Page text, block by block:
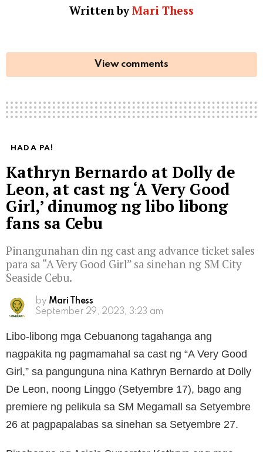
Written byMari Thess
View comments
HADA PA!
Kathryn Bernardo at Dolly de
Leon, at cast ng ‘A Very Good
Girl,’ dinumog ng libo libong
fans sa Cebu
Pinangunahan din ng cast ang advance ticket sales
para sa “A Very Good Girl” sa sinehan ng SM City
Seaside Cebu.
by Mari Thess
September 29, 2023, 3:23 am
Libo-libong mga Cebuanong tagahanga ang
nagpakita ng pagmamahal sa cast ng “A Very Good
Girl,” sa pangunguna nina Kathryn Bernardo at Dolly
De Leon, noong Linggo (Setyembre 17), bago ang
premiere ng pelikula sa SM Megamall sa Setyembre
26 at pagpapalabas sa sinehan sa Setyembre 27.